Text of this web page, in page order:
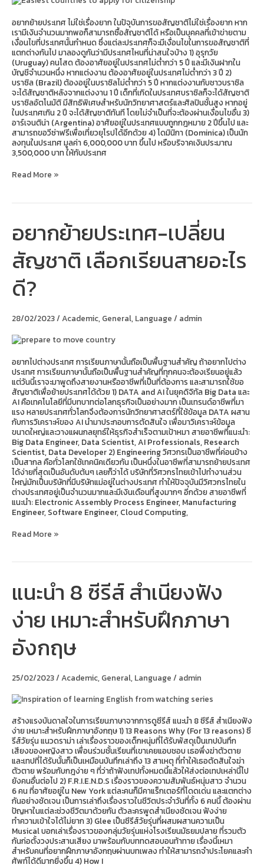
อยากย้ายประเทศ ไม่ใช่เรื่องยาก ในปัจุบันการขอสัญชาติไม่ใช่เรื่องยาก หาก
เรามีเงินจำนวนมากพอก็สามารถซื้อสัญชาติได้ หรือเป็นบุคคลที่เข้าข่ายตาม
เงื่อนไขที่ประเทศนั้นกำหนด ซึ่งแต่ละประเทศก็จะมีเงื่อนไขในการขอสัญชาติที่
แตกต่างกันไป มาลองดูกันว่ามีประเทศไหนที่น่าสนใจบ้าง 1) อุรุกวัย
(Uruguay) คนโสด ต้องอาศัยอยู่ในประเทศไม่ต่ำกว่า 5 ปี และมีเงินฝากใน
บัญชีจำนวนหนึ่ง หากแต่งงาน ต้องอาศัยอยู่ในประเทศไม่ต่ำกว่า 3 ปี 2)
บราซิล (Brazil) ต้องอยู่ในบราซิลไม่ต่ำกว่า 5 ปี หากแต่งงานกับชาวบราซิล
จะได้สัญชาติหลังจากแต่งงาน 1 ปี เด็กที่เกิดในประเทศบราซิลก็จะได้สัญชาติ
บราซิลอัตโนมัติ มีสิทธิพิเศษสำหรับนักวิทยาศาสตร์และศิลปินชั้นสูง หากอยู่
ในประเทศเกิน 2 ปี จะได้สัญชาติทันที โดยไม่จำเป็นที่จะต้องผ่านเงื่อนไขอื่น 3)
อาร์เจนติน่า (Argentina) อาศัยอยู่ในประเทศแบบถูกกฎหมาย 2 ปีขึ้นไป และ
สามารถขอวีซ่าฟรีเพื่อเที่ยวยุโรปได้อีกด้วย 4) โดมินิกา (Dominica) เป็นนัก
ลงทุนในประเทศ มูลค่า 6,000,000 บาท ขึ้นไป หรือบริจาคเงินประมาณ
3,500,000 บาท ให้กับประเทศ
Read More »
อยากย้ายประเทศ-เปลี่ยน
สัญชาติ เลือกเรียนสายอะไร
ดี?
28/02/2023/Academic, General, Language / admin
อยากไปต่างประเทศ การเรียนภาษานั้นถือเป็นพื้นฐานสำคัญ ถ้าอยากไปต่าง
ประเทศ การเรียนภาษานั้นถือเป็นพื้นฐานสำคัญที่ทุกคนจะต้องเรียนอยู่แล้ว
แต่วันนี้เราจะมาพูดถึงสายงานหรืออาชีพที่เป็นที่ต้องการ และสามารถใช้ขอ
สัญชาติเพื่อย้ายประเทศได้ด้วย 1) DATA and AI ในยุคดิจิทัล Big Data และ
AI คือเทคโนโลยีที่มีบทบาทต่อโลกธุรกิจเป็นอย่างมาก เป็นเทรนด์อาชีพที่มา
แรง หลายประเทศทั่วโลกจึงต้องการนักวิทยาศาสตร์ที่ใช้ข้อมูล DATA ผสาน
กับการวิเคราะห์ของ AI นำมาประกอบการตัดสินใจ เพื่อมาวิเคราะห์ข้อมูล
ขนาดใหญ่และวางแผนกลยุทธ์ให้ธุรกิจสำเร็จตามเป้าหมา สายอาชีพที่แนะนำ:
Big Data Engineer, Data Scientist, AI Professionals, Research
Scientist, Data Developer 2) Engineering วิศวกรเป็นอาชีพที่ค่อนข้าง
เป็นสากล คือทั่วโลกใช้เทคนิคเดียวกัน เป็นหนึ่งในอาชีพที่สามารถย้ายประเทศ
ได้ง่ายที่สุดเป็นอันดับต้นๆ เลยก็ว่าได้ บริษัทที่วิศวกรไทยเข้าไปทำงานส่วน
ใหญ่มักเป็นบริษัทที่มีบริษัทแม่อยู่ในต่างประเทศ ทำให้ปัจจุบันมีวิศวกรไทยใน
ต่างประเทศอยู่เป็นจำนวนมากและมีเงินเดือนที่สูงมากๆ อีกด้วย สายอาชีพที่
แนะนำ: Electronic Assembly Process Engineer, Manufacturing
Engineer, Software Engineer, Cloud Computing,
ย้าย
ประเทศ-
เปลี่ยน
สัญชาติ
เรียน
สาย
ดี?
Read More »
แนะนำ 8 ซีรีส์ สำเนียงฟัง
ง่าย เหมาะสำหรับฝึกภาษา
อังกฤษ
25/02/2023/Academic, General, Language / admin
สร้างแรงบันดาลใจในการเรียนภาษาจากการดูซีรีส์ แนะนำ 8 ซีรีส์ สำเนียงฟัง
ง่าย เหมาะสำหรับฝึกภาษาอังกฤษ 1) 13 Reasons Why (For 13 reasons) ซี
รีส์วัยรุ่น แนวดราม่า เล่าเรื่องราวของเด็กหนุ่มที่ได้รับพัสดุเป็นเทปบันทึก
เสียงของหญิงสาว เพื่อนร่วมชั้นเรียนที่เขาเคยแอบชอบ เธอพึ่งฆ่าตัวตาย
และเทปที่ได้รับนั้นก็เป็นเหมือนบันทึกเล่าถึง 13 สาเหตุ ที่ทำให้เธอตัดสินใจฆ่า
ตัวตาย พร้อมกับกฎง่าย ๆ ที่ว่าถ้าฟังเทปทั้งหมดนี้แล้วให้ส่งต่อเทปเหล่านี้ไป
ยังคนอื่นต่อไป 2) F.R.I.E.N.D.S เรื่องราวของความสัมพันธ์หนุ่มสาว จำนวน
6 คน ที่อาศัยอยู่ใน New York แต่ละคนก็มีคาแร็กเตอร์ที่โดดเด่น และแตกต่าง
กันอย่างชัดเจน เป็นการเล่าถึงเรื่องราวในชีวิตประจำวันที่ทั้ง 6 คนนี้ ต้องผ่าน
ปัญหาในแต่ละช่วงชีวิตมาด้วยกัน ตัวละครพูดสำเนียงชัดเจน ฟังง่าย
ทำความเข้าใจได้ไม่ยาก 3) Glee เป็นซีรีส์วัยรุ่นที่ผสมผสานความเป็น
Musical บอกเล่าเรื่องราวของกลุ่มวัยรุ่นแห่งโรงเรียนมัธยมปลาย ที่รวมตัว
กันก่อตั้งวงประสานเสียง มาพร้อมกับบททดสอบอนท้าทาย เรื่องนี้เหมา
สำหรับคนที่อยากฝึกภาษาอังกฤษผ่านบทเพลง ทำให้สามารถจำประโยคและคำ
ศัพท์ได้ดีมากยิ่งขึ้น 4) How I
ซี
สำเนียง
ง่าย
เหมาะ
ฝึก
ภาษา
อังกฤษ